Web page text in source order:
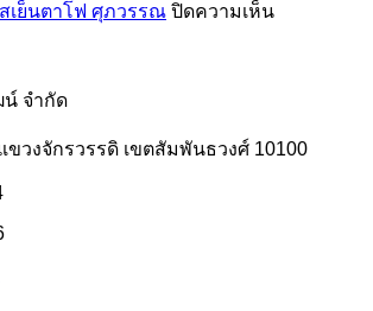
เย็นตาโฟ ศุภวรรณ ปิดความเห็นบน
ซอส
จำกัด
วงจักรวรรดิ เขตสัมพันธวงศ์ 10100